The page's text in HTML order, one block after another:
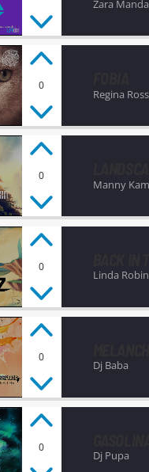
Zara
0
Regina Ross
0
Manny
0
Linda
0
Dj Baba
0
Dj Pupa